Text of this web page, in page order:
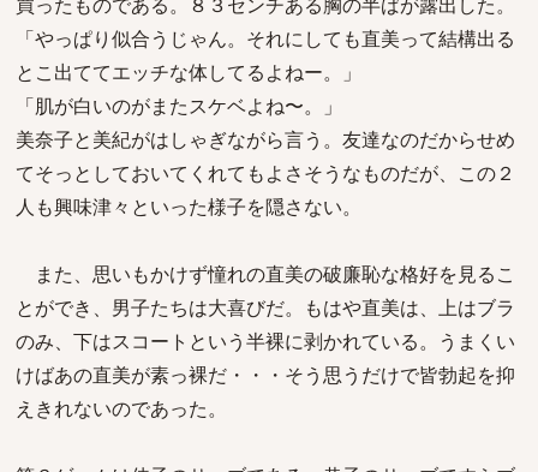
「やっぱり似合うじゃん。それにしても直美って結構出る
とこ出ててエッチな体してるよねー。」
「肌が白いのがまたスケベよね〜。」
美奈子と美紀がはしゃぎながら言う。友達なのだからせめ
てそっとしておいてくれてもよさそうなものだが、この２
人も興味津々といった様子を隠さない。
また、思いもかけず憧れの直美の破廉恥な格好を見るこ
とができ、男子たちは大喜びだ。もはや直美は、上はブラ
のみ、下はスコートという半裸に剥かれている。うまくい
けばあの直美が素っ裸だ・・・そう思うだけで皆勃起を抑
えきれないのであった。